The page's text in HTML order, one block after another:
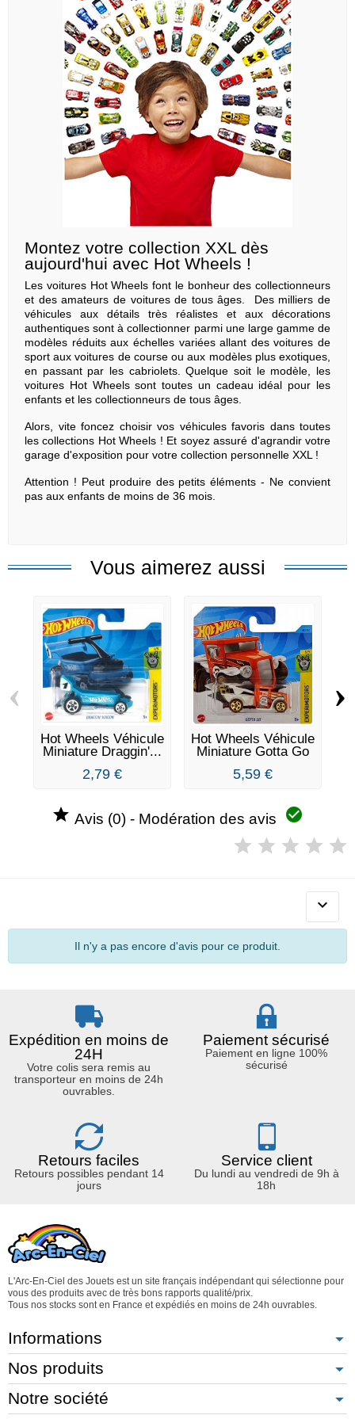
Montez votre collection XXL dès
aujourd'hui avec Hot Wheels !
Les voitures Hot Wheels font le bonheur des collectionneurs
et des amateurs de voitures de tous âges. Des milliers de
véhicules aux détails très réalistes et aux décorations
authentiques sont à collectionner parmi une large gamme de
modèles réduits aux échelles variées allant des voitures de
sport aux voitures de course ou aux modèles plus exotiques,
en passant par les cabriolets. Quelque soit le modèle, les
voitures Hot Wheels sont toutes un cadeau idéal pour les
enfants et les collectionneurs de tous âges.
Alors, vite foncez choisir vos véhicules favoris dans toutes
les collections Hot Wheels ! Et soyez assuré d'agrandir votre
garage d'exposition pour votre collection personnelle XXL !
Attention ! Peut produire des petits éléments - Ne convient
pas aux enfants de moins de 36 mois.
Vous aimerez aussi
Hot Wheels Véhicule
Miniature Draggin'...
2,79 €
Hot Wheels Véhicule
Miniature Gotta Go
5,59 €
‹ ›
 Avis (0) - Modération des avis 

Il n'y a pas encore d'avis pour ce produit.
Expédition en moins de
24H
Votre colis sera remis au
transporteur en moins de 24h
ouvrables.
Paiement sécurisé
Paiement en ligne 100%
sécurisé
Retours faciles
Retours possibles pendant 14
jours
Service client
Du lundi au vendredi de 9h à
18h
L'Arc-En-Ciel des Jouets est un site français indépendant qui sélectionne pour
vous des produits avec de très bons rapports qualité/prix.
Tous nos stocks sont en France et expédiés en moins de 24h ouvrables.
Informations
Nos produits
Notre société